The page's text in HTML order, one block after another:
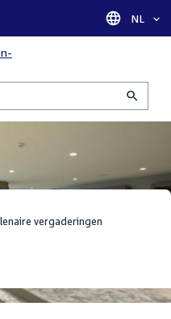
Taal
NL
vergaderingen